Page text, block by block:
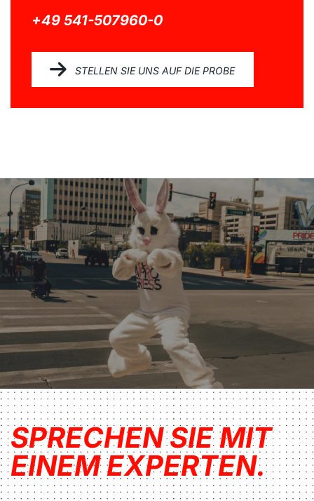
+49 541-507960-0
STELLEN SIE UNS AUF DIE PROBE
SPRECHEN SIE MIT
EINEM EXPERTEN.